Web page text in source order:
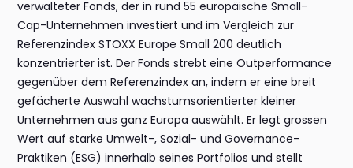
verwalteter Fonds, der in rund 55 europäische Small-
Cap-Unternehmen investiert und im Vergleich zur
Referenzindex STOXX Europe Small 200 deutlich
konzentrierter ist. Der Fonds strebt eine Outperformance
gegenüber dem Referenzindex an, indem er eine breit
gefächerte Auswahl wachstumsorientierter kleiner
Unternehmen aus ganz Europa auswählt. Er legt grossen
Wert auf starke Umwelt-, Sozial- und Governance-
Praktiken (ESG) innerhalb seines Portfolios und stellt